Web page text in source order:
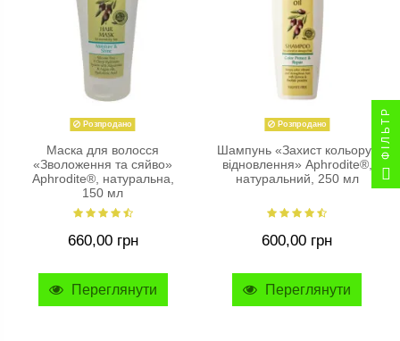
Розпродано
Маска для волосся
«Зволоження та сяйво»
Aphrodite®, натуральна,
150 мл
660,00 грн
Переглянути
Розпродано
Шампунь «Захист кольору і
відновлення» Aphrodite®,
натуральний, 250 мл
600,00 грн
Переглянути
ФІЛЬТР